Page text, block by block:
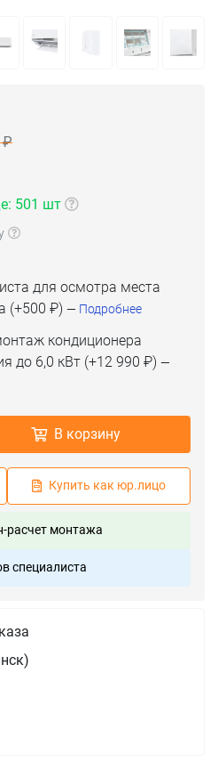
₽
501 шт
для осмотра места
(+500 ₽) — Подробнее
кондиционера
до 6,0 кВт (+12 990 ₽) —
В корзину
Купить как юр.лицо
расчет монтажа
специалиста